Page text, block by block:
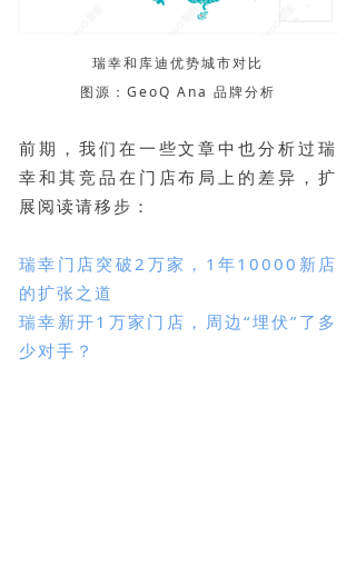
瑞幸和库迪优势城市对比
图源：GeoQ Ana 品牌分析
前期，我们在一些文章中也分析过瑞
幸和其竞品在门店布局上的差异，扩
展阅读请移步：
瑞幸门店突破2万家，1年10000新店
的扩张之道
瑞幸新开1万家门店，周边“埋伏”了多
少对手？